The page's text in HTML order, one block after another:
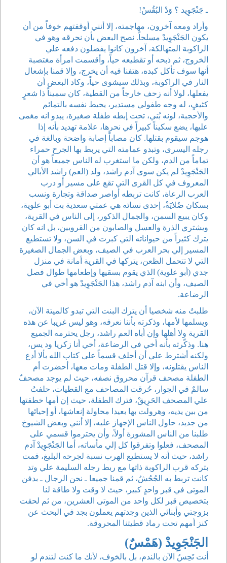
ـ جَنْجَوِيد ؟ وَدْ البُقُسْ!
وأراد ومعه آخرون، مهاجمته، إلا أنني أوقفتهم خوفاً من أن
يكون الجَنْجَوِيدْ مسلحاً. نصح البعض بأن نحرقه وهو في
الراكوبة المتهالكة، آخرون كانوا يفضلون دفعه علي
الخروج، ثم ذبحه أو تقطيعه حياً، وأقسمت امرأة مغتصبة
أنها سوف تأكل كبده، هتفنا فيه أن يخرج، وإلا قمنا بإشعال
النار في الراكوبة، وبذلك سيشوى حياً، وكاد البعض أن
يفعلها، لولا أنه زحف خارجاً من القطية، كان سميناً ذا شعرٍ
كثيفٍ، له وجه طفولي مستدير، يحيط نفسه بالتمائم
والأحجبة، لونه بُني، تحت إبطه طفلة صغيرة، يبدو انه مغمى
عليها، يضع سكيناً كبيراً في نحرها، علامة تهديد بأنه إذا
هوجم سيقوم بقتلها. كان مصاباً إصابة واضحة وبالغة في
رجله اليسرى، وتبدو عمامته التي يربط بها الجرح حمراء
تماماً من الدم، ولكن ما استغرب له الناس جميعاً هو أن
الجَنْجَوِيدْ لم يكن سوى آدم راشد، ولد (العم) راشد الأبالي
المعروف في كل القرى التي تقع على مسير أو درب
العرب الرعاة، كانت تربطه أواصر صداقة وتجارة ونسب
بسكان ضُلايَةْ، إحدى نسائه هي عمتي سعدية بت أبو علوية،
وكان يبيع السمن، والجمال الذكور، إلى الناس في القرية،
ويشتري الذرة والعسل والصابون من القرويين، بل انه كان
يترك كثيراً من حيواناته التي كبرت في السن، ولا تستطيع
المسير إلي بحر العرب في الصيف، وبعض الجمال الصغيرة
التي لا تتحمل الظعن، يتركها في القرية أمانة في منزل
جدي (أبو علوية) الذي يقوم بسقيها وإطعامها طوال فصل
الصيف، وأن ابنه آدم راشد، هذا الجَنْجَوِيدْ هو أخي في
الرضاعة.
طلبتُ منه شخصيا أن يترك البنت التي تبدو كالميتة الآن،
ويسلمها لأمها، وذكرته بأننا نعرفه، وهو ليس غريبا عن هذه
القرية ولا أهلها وإن أباه العم راشد، رجل يحترمه الجميع
هنا. وذكّرته بأنه أخي في الرضاعة، أخي أنا زكريا ود يس،
ولكنه أشترط علي أن أحلف قسماً على كتاب الله بألا أدع
الناس يقتلونه، وإلا قتل الطفلة ومات معها، أحضرت أم
الطفلة مصحف قرآن محروق نصفه، حيث لم يوجد مصحفٌ
سالمٌ في الجوار، حُرقت المصاحف مع القطيات، حلفتُ
علي المصحف الحَرِيقْ، فترك الطفلة، حيث إن أمها خطفتها
من بين يديه، وهرولت بها بعيدا محاولة إنعاشها، أو إحيائها
من جديد، حاول الناس الإجهاز عليه، إلا أنني وبعض الشيوخ
طلبنا من الناس المشورة أولاً، وأن يحترموا قسمي على
المصحف، فعلوا وتفرقوا كل إلي مأساته، أما الجَنْجَوِيدْ آدم
راشد، حيث أنه لا يستطيع الهرب نسبة لجرحه البليغ، قمت
بتركه قرب الراكوبة ذاتها مع ربط رجله السليمة علي وتد
كانت تربط به الجُحُشُ، ثم قمنا جميعا ـ نحن الرجال ـ بدفن
الموتى في قبر واحدٍ كبير، حيث لا وقت ولا طاقة لنا
بتخصيص قبر لكل واحد من الموتى العشرين، من ثم لحقت
بزوجتي وأبنائي الذين وجدتهم يعملون بجد في البحث عن
كنز أمهم تحت رماد قطيتنا المحروقة.
الجَنْجَوِيدْ (هَمْسٌ)
أنت تَحِسُ الآن بالندم، بل بالخوف، لأنك ما كنت لتندم لو